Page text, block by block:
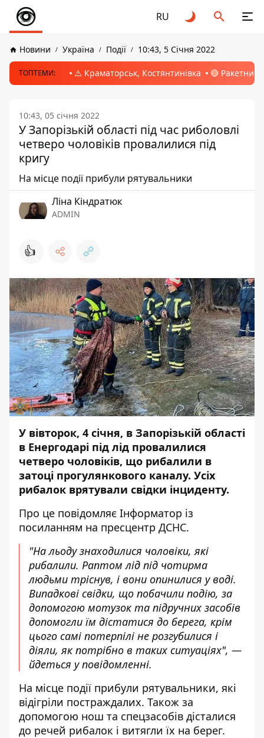
RU
Новини Україна Події 10:43, 5 Січня 2022
ТОПТЕМИ: ⚠️ Краматорськ, Костянтинівка 🔴 Ракетний
10:43, 05 січня 2022
У Запорізькій області під час риболовлі
четверо чоловіків провалилися під
кригу
На місце події прибули рятувальники
Ліна Кіндратюк
ADMIN
👍
У вівторок, 4 січня, в Запорізькій області
в Енергодарі під лід провалилися
четверо чоловіків, що рибалили в
затоці прогулянкового каналу. Усіх
рибалок врятували свідки інциденту.
Про це повідомляє Інформатор із
посиланням на пресцентр ДСНС.
"На льоду знаходилися чоловіки, які
рибалили. Раптом лід під чотирма
людьми тріснув, і вони опинилися у воді.
Випадкові свідки, що побачили подію, за
допомогою мотузок та підручних засобів
допомогли їм дістатися до берега, крім
цього самі потерпілі не розгубилися і
діяли, як потрібно в таких ситуаціях", —
йдеться у повідомленні.
На місце події прибули рятувальники, які
відігріли постраждалих. Також за
допомогою нош та спецзасобів дісталися
до речей рибалок і витягли їх на берег.